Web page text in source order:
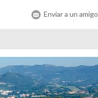
Enviar a un amigo